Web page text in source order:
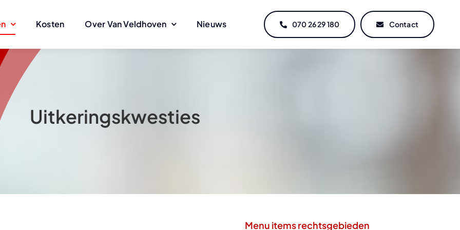
Kosten Over Van Veldhoven Nieuws 070 26 29 180 Contact
Uitkeringskwesties
Menu items rechtsgebieden